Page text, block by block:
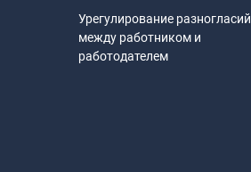
Урегулирование разногласий
между работником и
работодателем